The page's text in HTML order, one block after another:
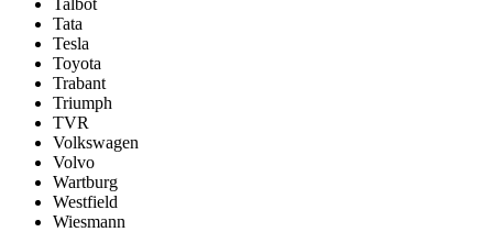
Talbot
Tata
Tesla
Toyota
Trabant
Triumph
TVR
Volkswagen
Volvo
Wartburg
Westfield
Wiesmann